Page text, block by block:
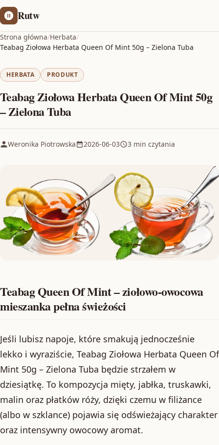
Rutw
Strona główna/Herbata/
Teabag Ziołowa Herbata Queen Of Mint 50g – Zielona Tuba
HERBATA PRODUKT
Teabag Ziołowa Herbata Queen Of Mint 50g
– Zielona Tuba
Weronika Piotrowska 2026-06-03 3 min czytania
Teabag Queen Of Mint – ziołowo-owocowa
mieszanka pełna świeżości
Jeśli lubisz napoje, które smakują jednocześnie
lekko i wyraziście, Teabag Ziołowa Herbata Queen Of
Mint 50g – Zielona Tuba będzie strzałem w
dziesiątkę. To kompozycja mięty, jabłka, truskawki,
malin oraz płatków róży, dzięki czemu w filiżance
(albo w szklance) pojawia się odświeżający charakter
oraz intensywny owocowy aromat.